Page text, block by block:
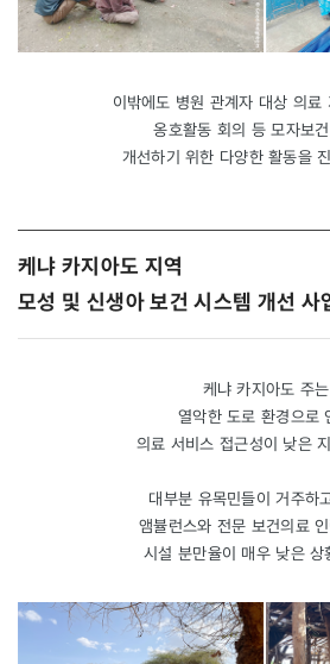
이밖에도 병원 관계자 대상 의료
옹호활동 회의 등 모자보
개선하기 위한 다양한 활동을
케냐 카지아도 지역
모성 및 신생아 보건 시스템 개선 사
케냐 카지아도 주는
열악한 도로 환경으로
의료 서비스 접근성이 낮은
대부분 유목민들이 거주하
앰뷸런스와 전문 보건의료
시설 분만율이 매우 낮은 상